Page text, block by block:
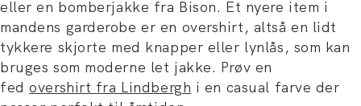
eller en bomberjakke fra Bison. Et nyere item i
mandens garderobe er en overshirt, altså en lidt
tykkere skjorte med knapper eller lynlås, som kan
bruges som moderne let jakke. Prøv en
fedovershirt fra Lindbergh i en casual farve der